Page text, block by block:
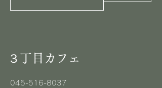
３丁目カフェ
045-516-8037